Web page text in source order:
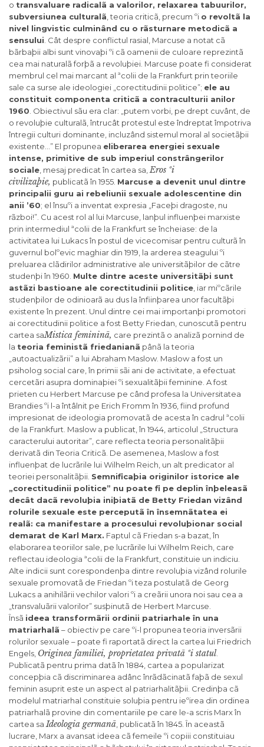
o transvaluare radicalã a valorilor, relaxarea tabuurilor,
subversiunea culturalã , teoria criticã, precum ºi o revoltã la
nivel lingvistic culminând cu o rãsturnare metodicã a
sensului . Cât despre conflictul rasial, Marcuse a notat cã
bãrbaþii albi sunt vinovaþi ºi cã oamenii de culoare reprezintã
cea mai naturalã forþã a revoluþiei. Marcuse poate fi considerat
membrul cel mai marcant al ªcolii de la Frankfurt prin teoriile
sale ca surse ale ideologiei „corectitudinii politice”; ele au
constituit componenta criticã a contraculturii anilor
1960 . Obiectivul sãu era clar: „putem vorbi, pe drept cuvânt, de
o revoluþie culturalã, întrucât protestul este îndreptat împotriva
întregii culturi dominante, incluzând sistemul moral al societãþii
existente…” El propunea eliberarea energiei sexuale
intense, primitive de sub imperiul constrângerilor
sociale , mesaj predicat în cartea sa, Eros ºi
civilizaþie, publicatã în 1955. Marcuse a devenit unul dintre
principalii guru ai rebeliunii sexuale adolescentine din
anii ’60; el însuºi a inventat expresia „Faceþi dragoste, nu
rãzboi!”. Cu acest rol al lui Marcuse, lanþul influenþei marxiste
prin intermediul ªcolii de la Frankfurt se încheiase: de la
activitatea lui Lukacs în postul de vicecomisar pentru culturã în
guvernul bolºevic maghiar din 1919, la arderea steagului ºi
preluarea clãdirilor administrative ale universitãþilor de cãtre
studenþi în 1960. Multe dintre aceste universitãþi sunt
astãzi bastioane ale corectitudinii politice , iar miºcãrile
studenþilor de odinioarã au dus la înfiinþarea unor facultãþi
existente în prezent. Unul dintre cei mai importanþi promotori
ai corectitudinii politice a fost Betty Friedan, cunoscutã pentru
cartea saMistica femininã, care prezintã o analizã pornind de
la teoria feministã friedanianã pânã la teoria
„autoactualizãrii” a lui Abraham Maslow. Maslow a fost un
psiholog social care, în primii sãi ani de activitate, a efectuat
cercetãri asupra dominaþiei ºi sexualitãþii feminine. A fost
prieten cu Herbert Marcuse pe când profesa la Universitatea
Brandies ºi l-a întâlnit pe Erich Fromm în 1936, fiind profund
impresionat de ideologia promovatã de acesta în cadrul ªcolii
de la Frankfurt. Maslow a publicat, în 1944, articolul „Structura
caracterului autoritar”, care reflecta teoria personalitãþii
derivatã din Teoria Criticã. De asemenea, Maslow a fost
influenþat de lucrãrile lui Wilhelm Reich, un alt predicator al
teoriei personalitãþii. Semnificaþia originilor istorice ale
„corectitudinii politice” nu poate fi pe deplin înþeleasã
decât dacã revoluþia iniþiatã de Betty Friedan vizând
rolurile sexuale este perceputã în însemnãtatea ei
realã: ca manifestare a procesului revoluþionar social
demarat de Karl Marx. Faptul cã Friedan s-a bazat, în
elaborarea teoriilor sale, pe lucrãrile lui Wilhelm Reich, care
reflectau ideologia ªcolii de la Frankfurt, constituie un indiciu.
Alte indicii sunt corespondenþa dintre revoluþia vizând rolurile
sexuale promovatã de Friedan ºi teza postulatã de Georg
Lukacs a anihilãrii vechilor valori ºi a creãrii unora noi sau cea a
„transvaluãrii valorilor” susþinutã de Herbert Marcuse.
Însã ideea transformãrii ordinii patriarhale în una
matriarhalã – obiectiv pe care ºi-l propunea teoria inversãrii
rolurilor sexuale – poate fi raportatã direct la cartea lui Friedrich
Engels, Originea familiei, proprietatea privatã ºi statul.
Publicatã pentru prima datã în 1884, cartea a popularizat
concepþia cã discriminarea adânc înrãdãcinatã faþã de sexul
feminin asuprit este un aspect al patriarhalitãþii. Credinþa cã
modelul matriarhal constituie soluþia pentru ieºirea din ordinea
patriarhalã provine din comentariile pe care le-a scris Marx în
cartea sa Ideologia germanã , publicatã în 1845. În aceastã
lucrare, Marx a avansat ideea cã femeile ºi copiii constituiau